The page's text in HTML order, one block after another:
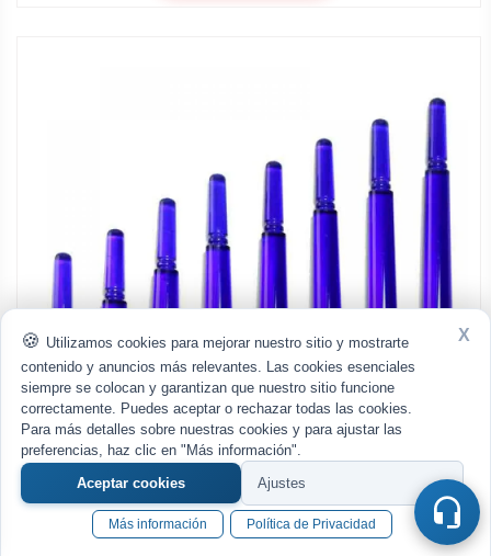
Utilizamos cookies para mejorar nuestro sitio y mostrarte
contenido y anuncios más relevantes. Las cookies esenciales
siempre se colocan y garantizan que nuestro sitio funcione
correctamente. Puedes aceptar o rechazar todas las cookies.
Para más detalles sobre nuestras cookies y para ajustar las
preferencias, haz clic en "Más información".
Aceptar cookies
Ajustes
X
Más información Política de Privacidad
Cañas Fit Shaft Gear Normal Spining Azul (Giratoria) Talla